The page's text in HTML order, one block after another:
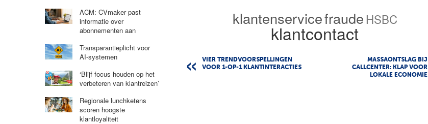
klantenservicefraude HSBC
klantcontact
VIER TRENDVOORSPELLINGEN
VOOR 1-OP-1 KLANTINTERACTIES
MASSAONTSLAG BIJ
CALLCENTER: KLAP VOOR
LOKALE ECONOMIE
ACM: CVmaker past
informatie over
abonnementen aan
Transparantieplicht voor
AI-systemen
‘Blijf focus houden op het
verbeteren van klantreizen’
Regionale lunchketens
scoren hoogste
klantloyaliteit